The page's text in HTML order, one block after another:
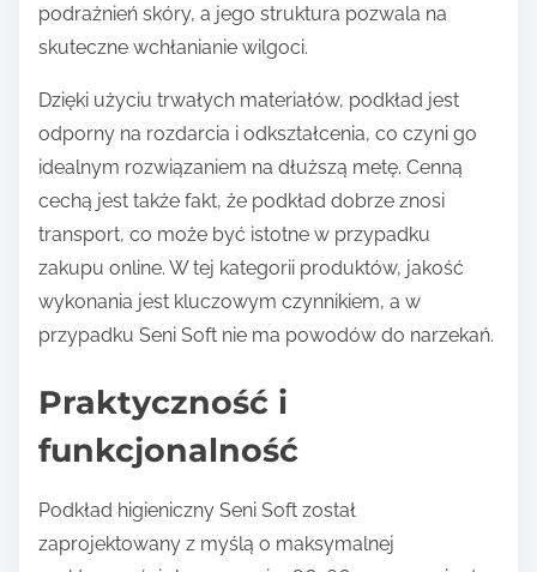
podrażnień skóry, a jego struktura pozwala na
skuteczne wchłanianie wilgoci.
Dzięki użyciu trwałych materiałów, podkład jest
odporny na rozdarcia i odkształcenia, co czyni go
idealnym rozwiązaniem na dłuższą metę. Cenną
cechą jest także fakt, że podkład dobrze znosi
transport, co może być istotne w przypadku
zakupu online. W tej kategorii produktów, jakość
wykonania jest kluczowym czynnikiem, a w
przypadku Seni Soft nie ma powodów do narzekań.
Praktyczność i
funkcjonalność
Podkład higieniczny Seni Soft został
zaprojektowany z myślą o maksymalnej